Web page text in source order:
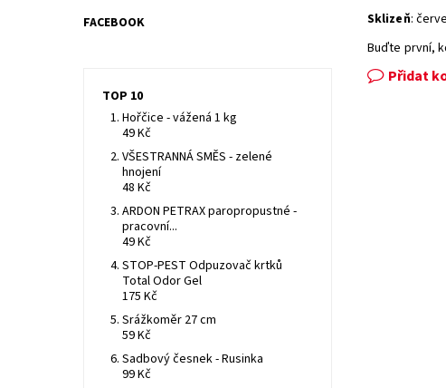
Sklizeň:
Buďte první,
Přidat
FACEBOOK
TOP 10
Hořčice - vážená 1 kg
49 Kč
VŠESTRANNÁ SMĚS - zelené
hnojení
48 Kč
ARDON PETRAX paropropustné -
pracovní...
49 Kč
STOP-PEST Odpuzovač krtků
Total Odor Gel
175 Kč
Srážkoměr 27 cm
59 Kč
Sadbový česnek - Rusinka
99 Kč